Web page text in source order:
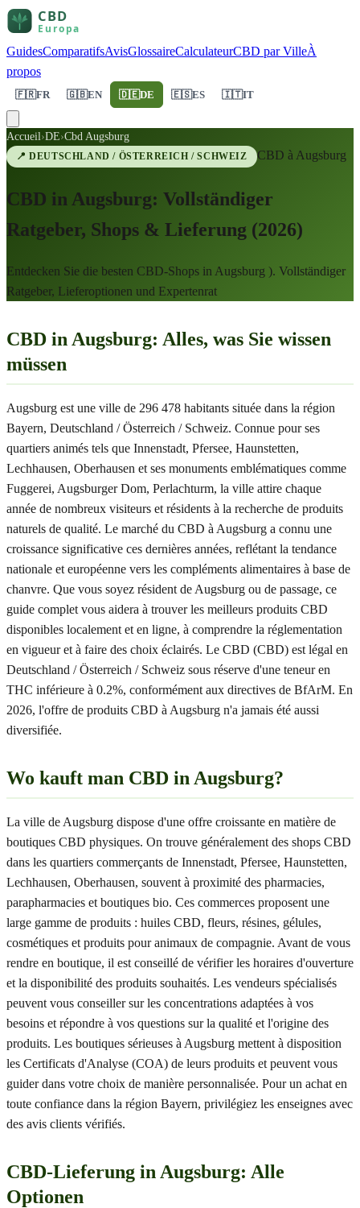
GuidesComparatifsAvisGlossaireCalculateurCBD par VilleÀ
propos
🇫🇷FR 🇬🇧EN 🇩🇪DE 🇪🇸ES 🇮🇹IT
Accueil›DE›Cbd Augsburg
📍DEUTSCHLAND / ÖSTERREICH / SCHWEIZ CBD à Augsburg
CBD in Augsburg: Vollständiger
Ratgeber, Shops & Lieferung (2026)
Entdecken Sie die besten CBD-Shops in Augsburg ). Vollständiger
Ratgeber, Lieferoptionen und Expertenrat
CBD in Augsburg: Alles, was Sie wissen
müssen
Augsburg est une ville de 296 478 habitants située dans la région
Bayern, Deutschland / Österreich / Schweiz. Connue pour ses
quartiers animés tels que Innenstadt, Pfersee, Haunstetten,
Lechhausen, Oberhausen et ses monuments emblématiques comme
Fuggerei, Augsburger Dom, Perlachturm, la ville attire chaque
année de nombreux visiteurs et résidents à la recherche de produits
naturels de qualité. Le marché du CBD à Augsburg a connu une
croissance significative ces dernières années, reflétant la tendance
nationale et européenne vers les compléments alimentaires à base de
chanvre. Que vous soyez résident de Augsburg ou de passage, ce
guide complet vous aidera à trouver les meilleurs produits CBD
disponibles localement et en ligne, à comprendre la réglementation
en vigueur et à faire des choix éclairés. Le CBD (CBD) est légal en
Deutschland / Österreich / Schweiz sous réserve d'une teneur en
THC inférieure à 0.2%, conformément aux directives de BfArM. En
2026, l'offre de produits CBD à Augsburg n'a jamais été aussi
diversifiée.
Wo kauft man CBD in Augsburg?
La ville de Augsburg dispose d'une offre croissante en matière de
boutiques CBD physiques. On trouve généralement des shops CBD
dans les quartiers commerçants de Innenstadt, Pfersee, Haunstetten,
Lechhausen, Oberhausen, souvent à proximité des pharmacies,
parapharmacies et boutiques bio. Ces commerces proposent une
large gamme de produits : huiles CBD, fleurs, résines, gélules,
cosmétiques et produits pour animaux de compagnie. Avant de vous
rendre en boutique, il est conseillé de vérifier les horaires d'ouverture
et la disponibilité des produits souhaités. Les vendeurs spécialisés
peuvent vous conseiller sur les concentrations adaptées à vos
besoins et répondre à vos questions sur la qualité et l'origine des
produits. Les boutiques sérieuses à Augsburg mettent à disposition
les Certificats d'Analyse (COA) de leurs produits et peuvent vous
guider dans votre choix de manière personnalisée. Pour un achat en
toute confiance dans la région Bayern, privilégiez les enseignes avec
des avis clients vérifiés.
CBD-Lieferung in Augsburg: Alle
Optionen